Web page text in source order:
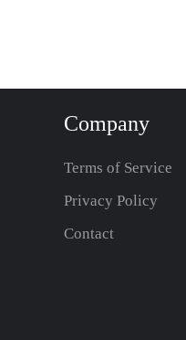
Company
Terms of Service
Privacy Policy
Contact